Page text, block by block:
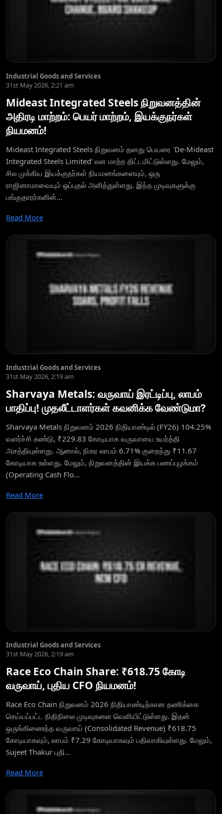
Industrial Goods and Services
31st May 2026, 2:21 am
Mideast Integrated Steels நிறுவனத்தின்
அதிரடி மாற்றம்: பெயர் மாற்றம், இயக்குநர்கள்
நியமனம்!
Mideast Integrated Steels நிறுவனம் தனது பெயரை 'De-Mideast
Integrated Steels Limited' என மாற்ற திட்டமிட்டுள்ளது. மேலும்,
சில முக்கிய இயக்குநர்கள் நியமனங்களையும், ஒரு
ராஜினாமாவையும் ஒப்புதல் அளித்துள்ளது. இந்த முடிவுகளுக்கு
பங்குதாரர்களின்...
Read More
Industrial Goods and Services
31st May 2026, 2:19 am
Sharvaya Metals: வருவாய் இரட்டிப்பு, லாபம்
பாதிப்பு! முதலீட்டாளர்கள் கவனிக்க வேண்டுமா?
Sharvaya Metals நிறுவனம் 2026 நிதியாண்டில் (FY26) 104.25%
வளர்ச்சி கண்டு, ₹229.83 கோடியாக வருவாயை உயர்த்தி
அசத்தியுள்ளது. ஆனால், நிகர லாபம் 6.71% குறைந்து ₹11.67
கோடியாக உள்ளது. மேலும், நிறுவனத்தின் இயக்க பணப்புழக்கம்
(Operating Cash Flo...
Read More
Industrial Goods and Services
31st May 2026, 2:19 am
Race Eco Chain Share: ₹618.75 கோடி
வருவாய், புதிய CFO நியமனம்!
Race Eco Chain நிறுவனம் 2026 நிதியாண்டிற்கான தணிக்கை
செய்யப்பட்ட நிதிநிலை முடிவுகளை வெளியிட்டுள்ளது. இதன்
ஒருங்கிணைந்த வருவாய் (Consolidated Revenue) ₹618.75
கோடியாகவும், லாபம் ₹7.29 கோடியாகவும் பதிவாகியுள்ளது. மேலும்,
Sujeet Thakur புதி...
Read More